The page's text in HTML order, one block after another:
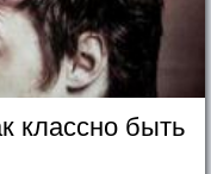
классно быть